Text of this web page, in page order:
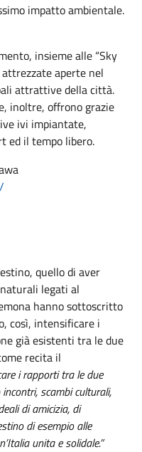
impatto ambientale.
insieme alle “Sky
aperte nel
attrattive della città.
inoltre, offrono grazie
ivi impiantate,
ed il tempo libero.
quello di aver
legati al
hanno sottoscritto
così, intensificare i
già esistenti tra le due
recita il
i rapporti tra le due
scambi culturali,
di amicizia, di
di esempio alle
unita e solidale.”